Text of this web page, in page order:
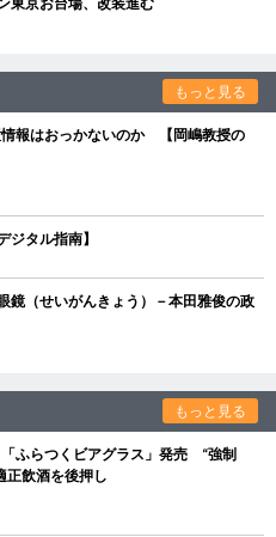
もっと見る
報はおっかないのか 【岡嶋教授の
タル指南】
（せいがんきょう）－本田雅俊の政
もっと見る
ふらつくビアグラス」発売 “強制
正飲酒を後押し